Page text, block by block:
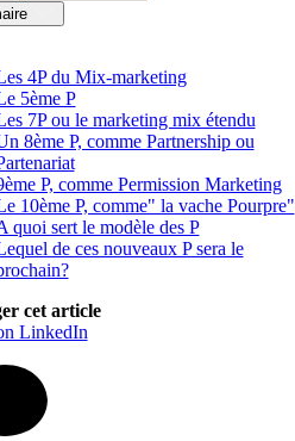
4P du Mix-marketing
5ème P
7P ou le marketing mix étendu
8ème P, comme Partnership ou
P, comme Permission Marketing
10ème P, comme" la vache Pourpre"
quoi sert le modèle des P
de ces nouveaux P sera le
cet article
LinkedIn